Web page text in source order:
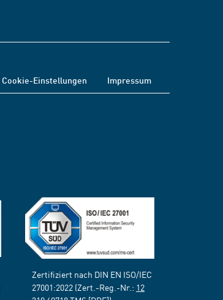
Cookie-Einstellungen Impressum
Zertifiziert nach DIN EN ISO/IEC
27001:2022 (Zert.-Reg.-Nr.: 12